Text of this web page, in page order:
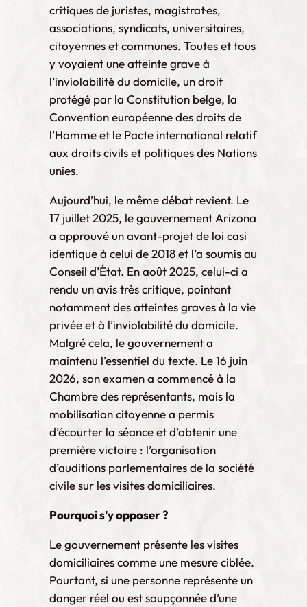
critiques de juristes, magistrat·es,
associations, syndicats, universitaires,
citoyen·nes et communes. Toutes et tous
y voyaient une atteinte grave à
l’inviolabilité du domicile, un droit
protégé par la Constitution belge, la
Convention européenne des droits de
l’Homme et le Pacte international relatif
aux droits civils et politiques des Nations
unies.
Aujourd’hui, le même débat revient. Le
17 juillet 2025, le gouvernement Arizona
a approuvé un avant-projet de loi casi
identique à celui de 2018 et l’a soumis au
Conseil d’État. En août 2025, celui-ci a
rendu un avis très critique, pointant
notamment des atteintes graves à la vie
privée et à l’inviolabilité du domicile.
Malgré cela, le gouvernement a
maintenu l’essentiel du texte. Le 16 juin
2026, son examen a commencé à la
Chambre des représentants, mais la
mobilisation citoyenne a permis
d’écourter la séance et d’obtenir une
première victoire : l’organisation
d’auditions parlementaires de la société
civile sur les visites domiciliaires.
Pourquoi s’y opposer ?
Le gouvernement présente les visites
domiciliaires comme une mesure ciblée.
Pourtant, si une personne représente un
danger réel ou est soupçonnée d’une